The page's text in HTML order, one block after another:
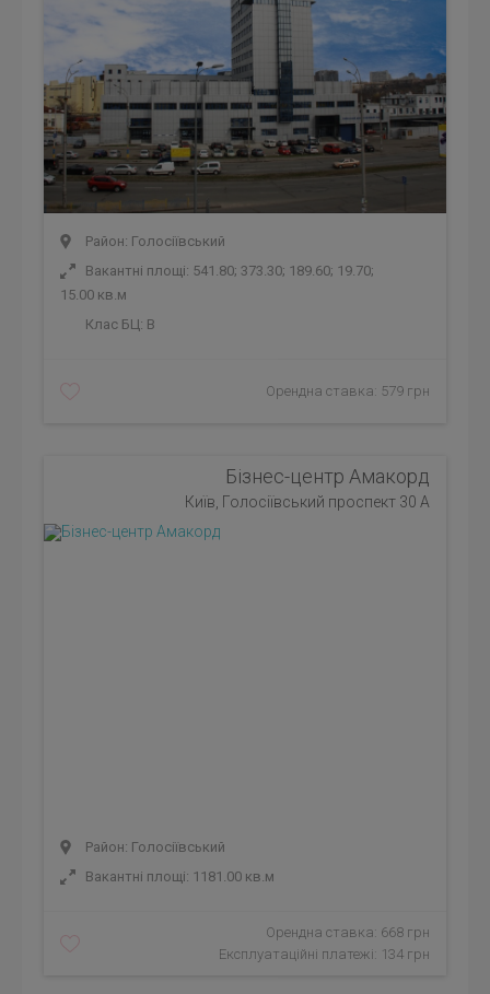
Район: Голосіївський
Вакантні площі: 541.80; 373.30; 189.60; 19.70;
15.00 кв.м
Клас БЦ: B
Орендна ставка: 579 грн
Бізнес-центр Амакорд
Київ, Голосіївський проспект 30 А
Район: Голосіївський
Вакантні площі: 1181.00 кв.м
Орендна ставка: 668 грн
Експлуатаційні платежі: 134 грн